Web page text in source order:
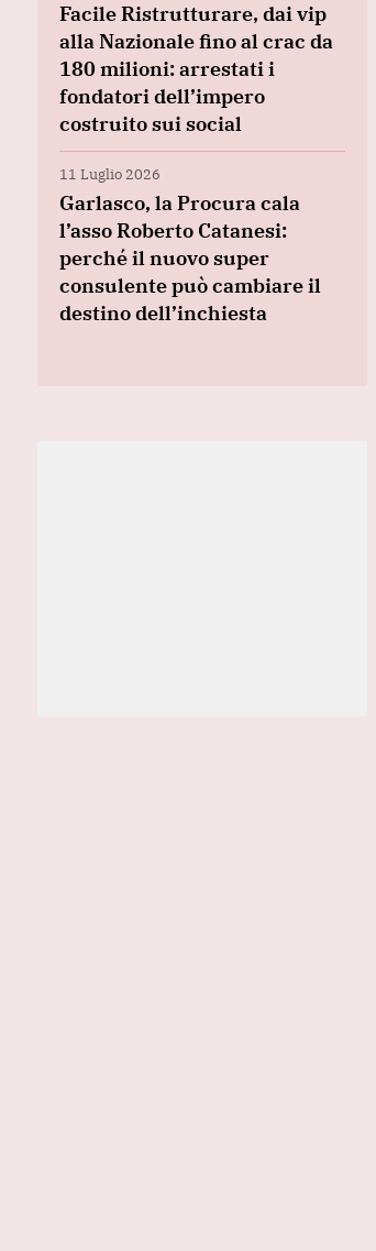
Facile Ristrutturare, dai vip
alla Nazionale fino al crac da
180 milioni: arrestati i
fondatori dell’impero
costruito sui social
11 Luglio 2026
Garlasco, la Procura cala
l’asso Roberto Catanesi:
perché il nuovo super
consulente può cambiare il
destino dell’inchiesta